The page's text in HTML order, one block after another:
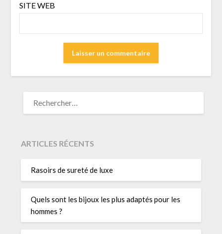
SITE WEB
ARTICLES RÉCENTS
Rasoirs de sureté de luxe
Quels sont les bijoux les plus adaptés pour les
hommes ?